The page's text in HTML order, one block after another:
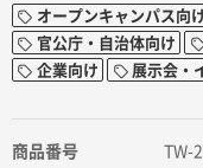
オープンキャンパス向
官公庁・自治体向け
企業向け
展示会・
商品番号 TW-